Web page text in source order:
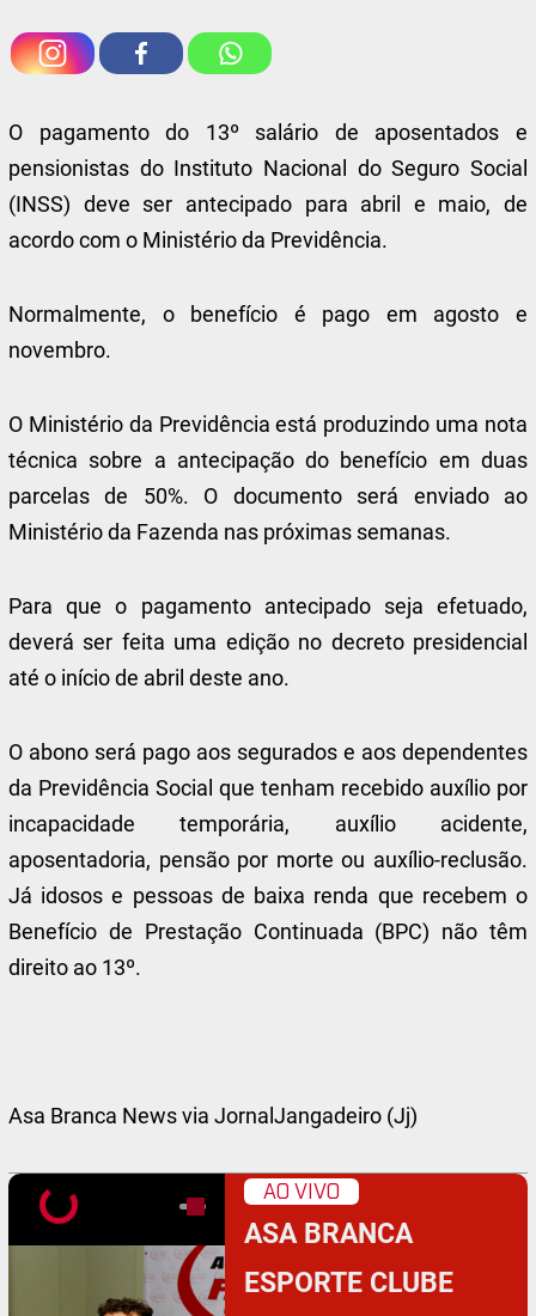
O pagamento do 13º salário de aposentados e
pensionistas do Instituto Nacional do Seguro Social
(INSS) deve ser antecipado para abril e maio, de
acordo com o Ministério da Previdência.
Normalmente, o benefício é pago em agosto e
novembro.
O Ministério da Previdência está produzindo uma nota
técnica sobre a antecipação do benefício em duas
parcelas de 50%. O documento será enviado ao
Ministério da Fazenda nas próximas semanas.
Para que o pagamento antecipado seja efetuado,
deverá ser feita uma edição no decreto presidencial
até o início de abril deste ano.
O abono será pago aos segurados e aos dependentes
da Previdência Social que tenham recebido auxílio por
incapacidade temporária, auxílio acidente,
aposentadoria, pensão por morte ou auxílio-reclusão.
Já idosos e pessoas de baixa renda que recebem o
Benefício de Prestação Continuada (BPC) não têm
direito ao 13º.
Asa Branca News via JornalJangadeiro (Jj)
AO VIVO
ASA BRANCA
ESPORTE CLUBE